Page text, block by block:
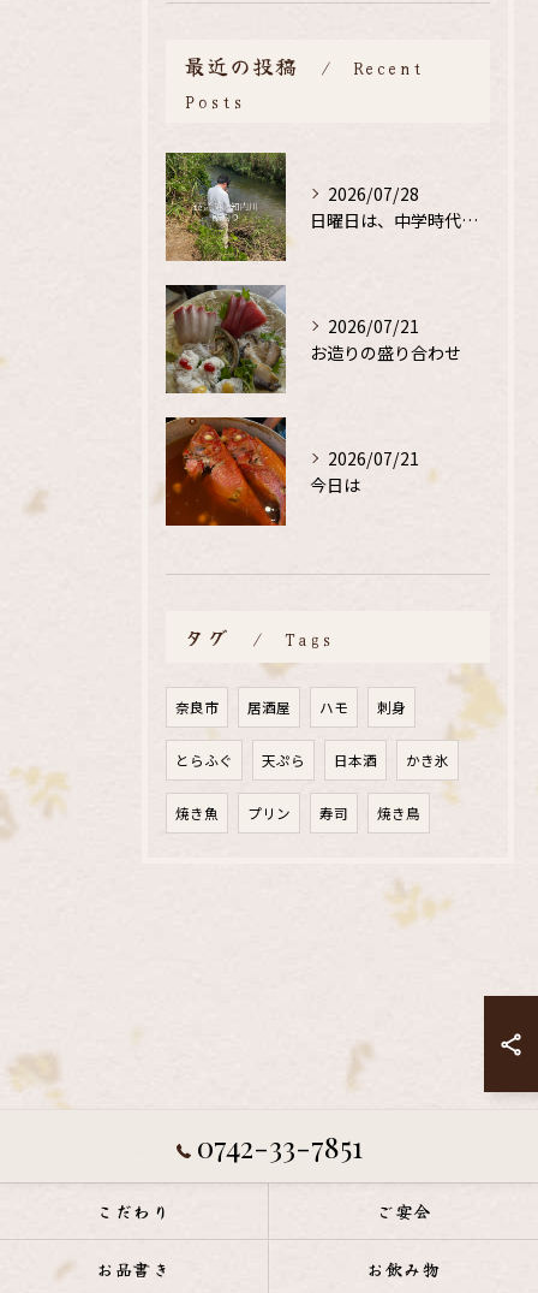
最近の投稿
Recent
Posts
2026/07/28
日曜日は、中学時代の、同級生と鮎釣り
2026/07/21
お造りの盛り合わせ
2026/07/21
今日は
タグ Tags
奈良市 居酒屋 ハモ 刺身
とらふぐ 天ぷら 日本酒 かき氷
焼き魚 プリン 寿司 焼き鳥
0742-33-7851
こだわり ご宴会
お品書き お飲み物